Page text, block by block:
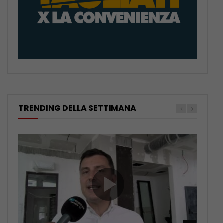
TRENDING DELLA SETTIMANA